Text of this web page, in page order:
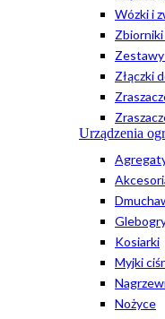
Wózki i
Złączki
Urządzenia
Kosiarki
Myjki
Nożyce